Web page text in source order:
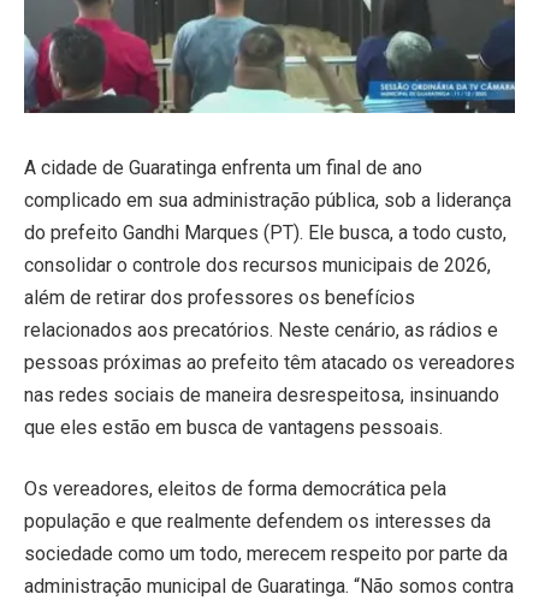
A cidade de Guaratinga enfrenta um final de ano
complicado em sua administração pública, sob a liderança
do prefeito Gandhi Marques (PT). Ele busca, a todo custo,
consolidar o controle dos recursos municipais de 2026,
além de retirar dos professores os benefícios
relacionados aos precatórios. Neste cenário, as rádios e
pessoas próximas ao prefeito têm atacado os vereadores
nas redes sociais de maneira desrespeitosa, insinuando
que eles estão em busca de vantagens pessoais.
Os vereadores, eleitos de forma democrática pela
população e que realmente defendem os interesses da
sociedade como um todo, merecem respeito por parte da
administração municipal de Guaratinga. “Não somos contra